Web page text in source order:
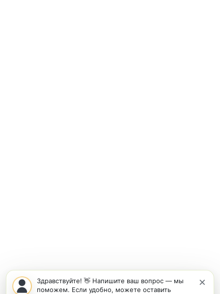
×
Здравствуйте! 👋 Напишите ваш вопрос — мы
поможем. Если удобно, можете оставить